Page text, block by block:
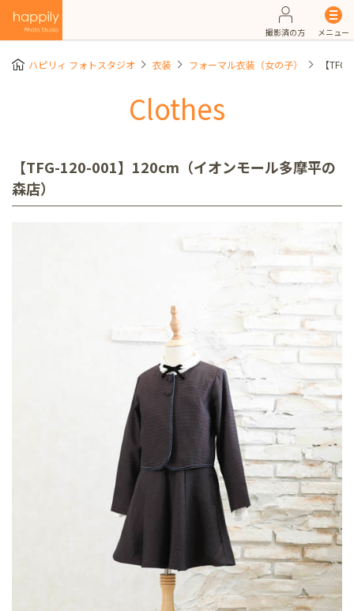
撮影済の方 メニュー
ハピリィ フォトスタジオ 衣装 フォーマル衣装（女の子） 【
Clothes
【TFG-120-001】120cm（イオンモール多摩平の
森店）